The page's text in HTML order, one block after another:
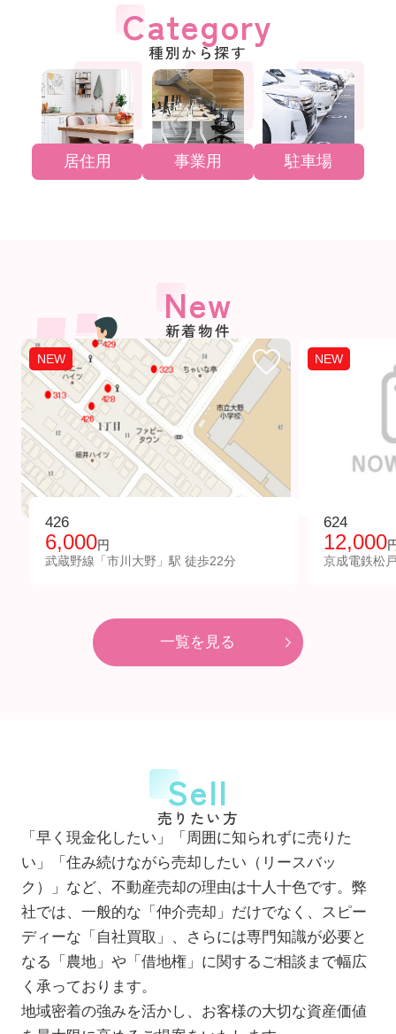
Category
種別から探す
居住用 事業用 駐車場
New
新着物件
NEW
426
6,000円
武蔵野線「市川大野」駅 徒歩22分
NEW
624
12,000
京成電鉄松
一覧を見る
Sell
売りたい方
「早く現金化したい」「周囲に知られずに売りた
い」「住み続けながら売却したい（リースバッ
ク）」など、不動産売却の理由は十人十色です。弊
社では、一般的な「仲介売却」だけでなく、スピー
ディーな「自社買取」、さらには専門知識が必要と
なる「農地」や「借地権」に関するご相談まで幅広
く承っております。
地域密着の強みを活かし、お客様の大切な資産価値